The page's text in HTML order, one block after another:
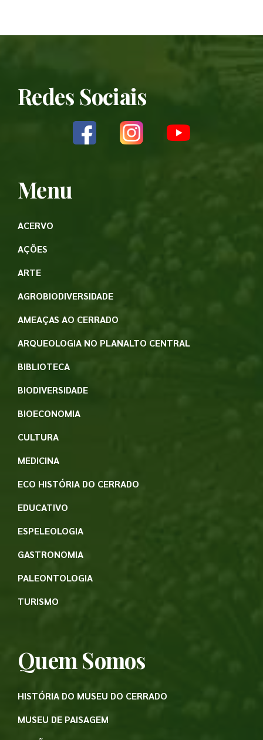
Redes Sociais
Menu
ACERVO
AÇÕES
ARTE
AGROBIODIVERSIDADE
AMEAÇAS AO CERRADO
ARQUEOLOGIA NO PLANALTO CENTRAL
BIBLIOTECA
BIODIVERSIDADE
BIOECONOMIA
CULTURA
MEDICINA
ECO HISTÓRIA DO CERRADO
EDUCATIVO
ESPELEOLOGIA
GASTRONOMIA
PALEONTOLOGIA
TURISMO
Quem Somos
HISTÓRIA DO MUSEU DO CERRADO
MUSEU DE PAISAGEM